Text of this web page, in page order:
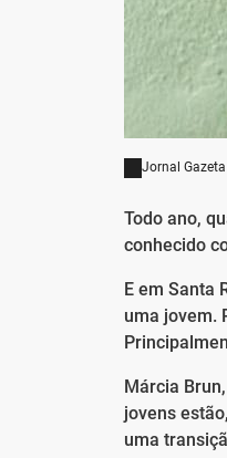
Jornal
Todo ano,
conhecido
E em Santa
uma jovem.
Márcia
jovens
uma